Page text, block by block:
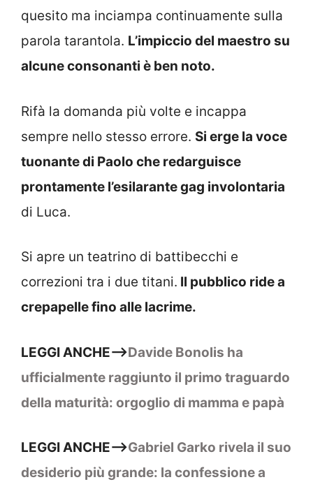
quesito ma inciampa continuamente sulla
parola tarantola. L’impiccio del maestro su
alcune consonanti è ben noto.
Rifà la domanda più volte e incappa
sempre nello stesso errore. Si erge la voce
tuonante di Paolo che redarguisce
prontamente l’esilarante gag involontaria
di Luca.
Si apre un teatrino di battibecchi e
correzioni tra i due titani. Il pubblico ride a
crepapelle fino alle lacrime.
LEGGI ANCHE–>Davide Bonolis ha
ufficialmente raggiunto il primo traguardo
della maturità: orgoglio di mamma e papà
LEGGI ANCHE–>Gabriel Garko rivela il suo
desiderio più grande: la confessione a